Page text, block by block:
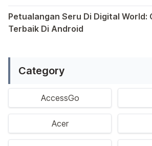
Saat ini, platform Android telah
Petualangan Seru Di Digital World:
Terbaik Di Android
Category
AccessGo
Acer